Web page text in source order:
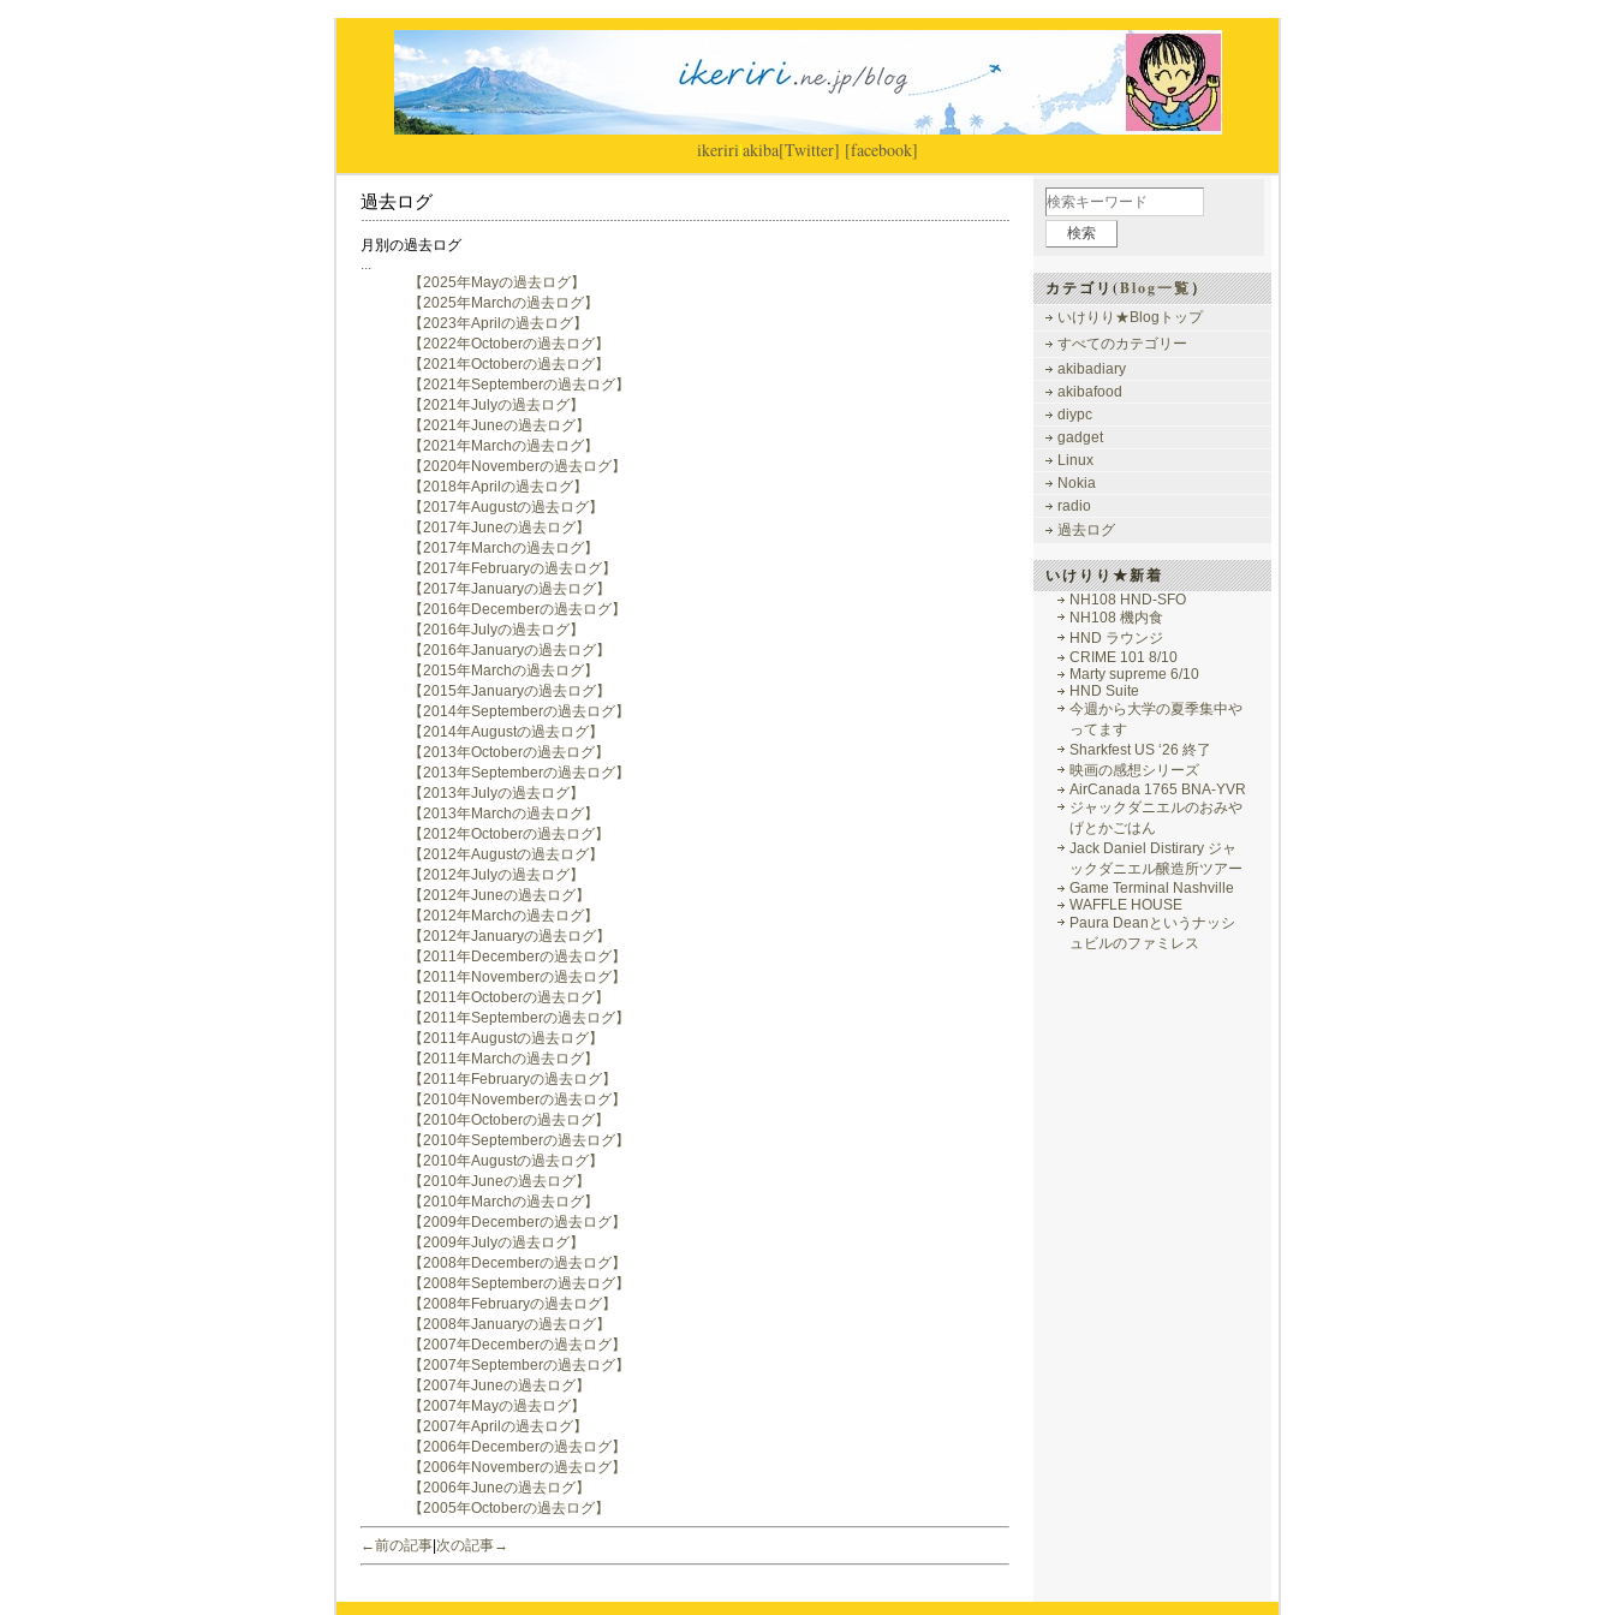
ikeriri|akiba[Twitter] [facebook]
過去ログ
月別の過去ログ
...
【2025年Mayの過去ログ】
【2025年Marchの過去ログ】
【2023年Aprilの過去ログ】
【2022年Octoberの過去ログ】
【2021年Octoberの過去ログ】
【2021年Septemberの過去ログ】
【2021年Julyの過去ログ】
【2021年Juneの過去ログ】
【2021年Marchの過去ログ】
【2020年Novemberの過去ログ】
【2018年Aprilの過去ログ】
【2017年Augustの過去ログ】
【2017年Juneの過去ログ】
【2017年Marchの過去ログ】
【2017年Februaryの過去ログ】
【2017年Januaryの過去ログ】
【2016年Decemberの過去ログ】
【2016年Julyの過去ログ】
【2016年Januaryの過去ログ】
【2015年Marchの過去ログ】
【2015年Januaryの過去ログ】
【2014年Septemberの過去ログ】
【2014年Augustの過去ログ】
【2013年Octoberの過去ログ】
【2013年Septemberの過去ログ】
【2013年Julyの過去ログ】
【2013年Marchの過去ログ】
【2012年Octoberの過去ログ】
【2012年Augustの過去ログ】
【2012年Julyの過去ログ】
【2012年Juneの過去ログ】
【2012年Marchの過去ログ】
【2012年Januaryの過去ログ】
【2011年Decemberの過去ログ】
【2011年Novemberの過去ログ】
【2011年Octoberの過去ログ】
【2011年Septemberの過去ログ】
【2011年Augustの過去ログ】
【2011年Marchの過去ログ】
【2011年Februaryの過去ログ】
【2010年Novemberの過去ログ】
【2010年Octoberの過去ログ】
【2010年Septemberの過去ログ】
【2010年Augustの過去ログ】
【2010年Juneの過去ログ】
【2010年Marchの過去ログ】
【2009年Decemberの過去ログ】
【2009年Julyの過去ログ】
【2008年Decemberの過去ログ】
【2008年Septemberの過去ログ】
【2008年Februaryの過去ログ】
【2008年Januaryの過去ログ】
【2007年Decemberの過去ログ】
【2007年Septemberの過去ログ】
【2007年Juneの過去ログ】
【2007年Mayの過去ログ】
【2007年Aprilの過去ログ】
【2006年Decemberの過去ログ】
【2006年Novemberの過去ログ】
【2006年Juneの過去ログ】
【2005年Octoberの過去ログ】
←前の記事 次の記事→
カテゴリ(Blog一覧）
いけりり★Blogトップ
すべてのカテゴリー
akibadiary
akibafood
diypc
gadget
Linux
Nokia
radio
過去ログ
いけりり★新着
NH108 HND-SFO
NH108 機内食
HND ラウンジ
CRIME 101 8/10
Marty supreme 6/10
HND Suite
今週から大学の夏季集中や
ってます
Sharkfest US ‘26 終了
映画の感想シリーズ
AirCanada 1765 BNA-YVR
ジャックダニエルのおみや
げとかごはん
Jack Daniel Distirary ジャ
ックダニエル醸造所ツアー
Game Terminal Nashville
WAFFLE HOUSE
Paura Deanというナッシ
ュビルのファミレス